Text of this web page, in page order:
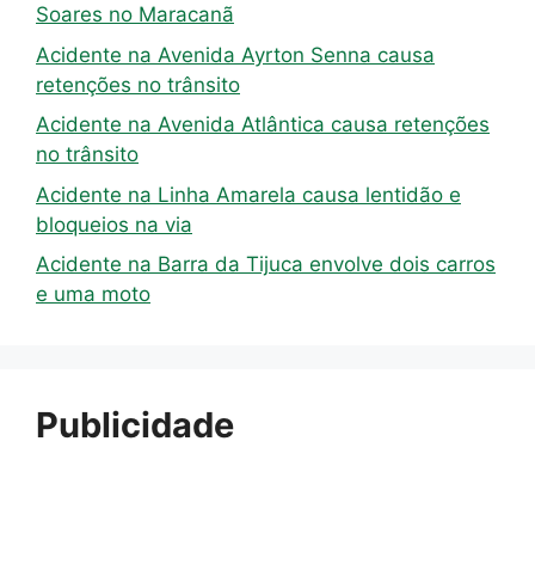
Soares no Maracanã
Acidente na Avenida Ayrton Senna causa
retenções no trânsito
Acidente na Avenida Atlântica causa retenções
no trânsito
Acidente na Linha Amarela causa lentidão e
bloqueios na via
Acidente na Barra da Tijuca envolve dois carros
e uma moto
Publicidade